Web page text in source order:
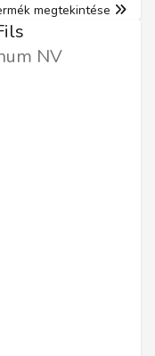
megtekintése
NV